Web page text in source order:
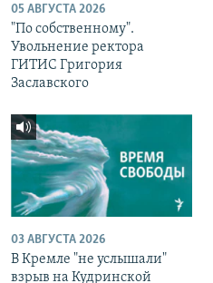
05 АВГУСТА 2026
"По собственному".
Увольнение ректора
ГИТИС Григория
Заславского
03 АВГУСТА 2026
В Кремле "не услышали"
взрыв на Кудринской